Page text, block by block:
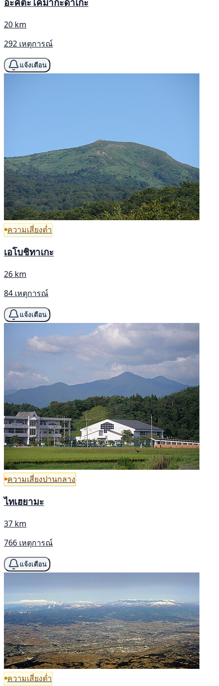
20 km
292 เหตุการณ์
แจ้งเตือน
ความเสี่ยงต่ำ
เอโบชิทาเกะ
26 km
84 เหตุการณ์
แจ้งเตือน
ความเสี่ยงปานกลาง
ไทเฮยามะ
37 km
766 เหตุการณ์
แจ้งเตือน
ความเสี่ยงต่ำ